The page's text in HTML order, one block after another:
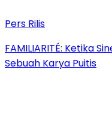
Pers Rilis
FAMILIARITÉ: Ketika
Sebuah Karya Puitis